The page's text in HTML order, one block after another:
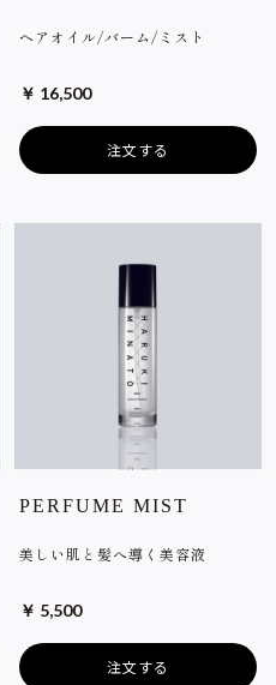
ヘアオイル/バーム/ミスト
￥ 16,500
注文する
PERFUME MIST
美しい肌と髪へ導く美容液
￥ 5,500
注文する